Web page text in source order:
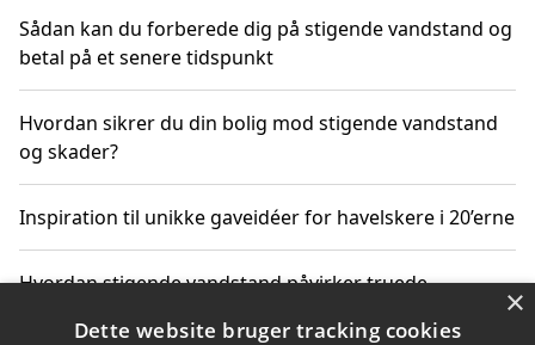
Sådan kan du forberede dig på stigende vandstand og
betal på et senere tidspunkt
Hvordan sikrer du din bolig mod stigende vandstand
og skader?
Inspiration til unikke gaveidéer for havelskere i 20’erne
Hvordan stigende vandstand påvirker truede
×
Dette website bruger tracking cookies